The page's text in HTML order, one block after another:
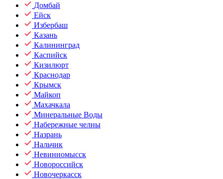
Домбай
Ейск
Избербаш
Казань
Калининград
Каспийск
Кизилюрт
Краснодар
Крымск
Майкоп
Махачкала
Минеральные Воды
Набережные челны
Назрань
Нальчик
Невинномысск
Новороссийск
Новочеркасск